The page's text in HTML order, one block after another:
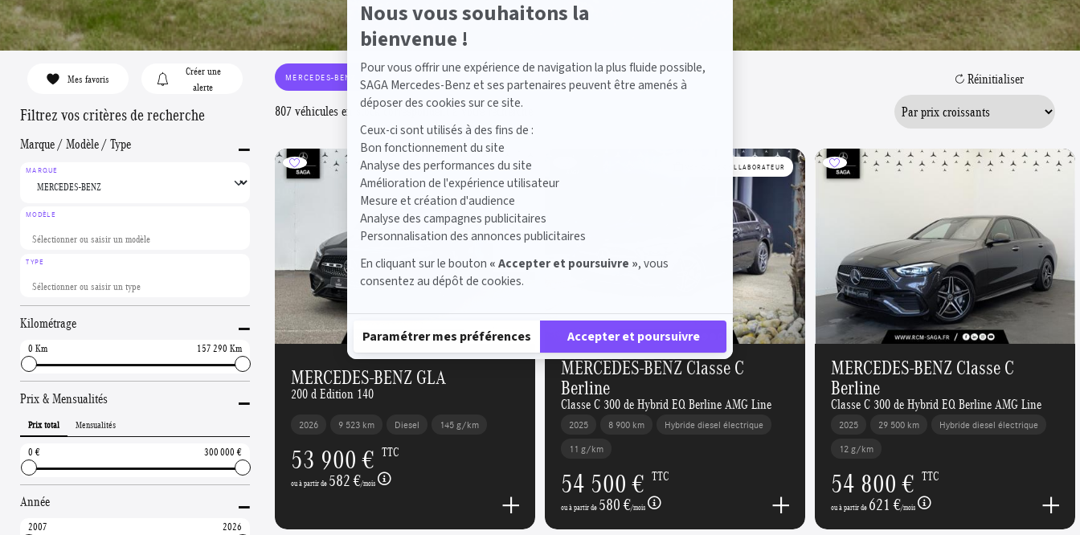
Nous vous souhaitons la
bienvenue !
Pour vous offrir une expérience de navigation la plus fluide possible,
SAGA Mercedes-Benz et ses partenaires peuvent être amenés à
déposer des cookies sur ce site.
Ceux-ci sont utilisés à des fins de :
Bon fonctionnement du site
Analyse des performances du site
Amélioration de l'expérience utilisateur
Mesure et création d'audience
Analyse des campagnes publicitaires
Personnalisation des annonces publicitaires
En cliquant sur le bouton « Accepter et poursuivre », vous
consentez au dépôt de cookies.
Paramétrer mes préférences Accepter et poursuivre
Mes favoris
Créer une
alerte
Filtrez vos critères de recherche
Marque / Modèle / Type -
MARQUE
MODÈLE
TYPE
Kilométrage -
0 157 290
Prix & Mensualités -
Prix total Mensualités
0 300 000
Année -
2007 2026
MERCEDES-BENZ
Réinitialiser
807 véhicules en stock correspondent à votre recherche
VÉHICULE COLLABORATEUR
MERCEDES-BENZ GLA
200 d Edition 140
2026 9 523 km Diesel 145 g/km
53 900 € TTC
ou à partir de 582 €/mois
VÉHICULE COLLABORATEUR
MERCEDES-BENZ Classe C
Berline
Classe C 300 de Hybrid EQ Berline AMG Line
2025 8 900 km Hybride diesel électrique
11 g/km
54 500 € TTC
ou à partir de 580 €/mois
MERCEDES-BENZ Classe C
Berline
Classe C 300 de Hybrid EQ Berline AMG Line
2025 29 500 km Hybride diesel électrique
12 g/km
54 800 € TTC
ou à partir de 621 €/mois